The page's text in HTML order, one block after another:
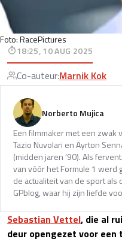
Foto: RacePictures
18:25, 10 AUG 2025
Co-auteur:Marnik Kok
Norberto Mujica
Een filmmaker met een zwak
Tazio Nuvolari en Ayrton
(midden jaren ’90). Als
van vóór het Formule 1
de actualiteit van de sport
GPblog, waar hij zijn liefde
Sebastian Vettel, die al
deur opengezet voor